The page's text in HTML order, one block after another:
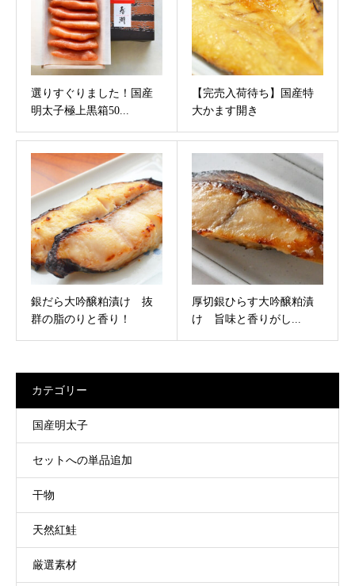
選りすぐりました！国産
明太子極上黒箱50...
【完売入荷待ち】国産特
大かます開き
銀だら大吟醸粕漬け 抜
群の脂のりと香り！
厚切銀ひらす大吟醸粕漬
け 旨味と香りがし...
カテゴリー
国産明太子
セットへの単品追加
干物
天然紅鮭
厳選素材